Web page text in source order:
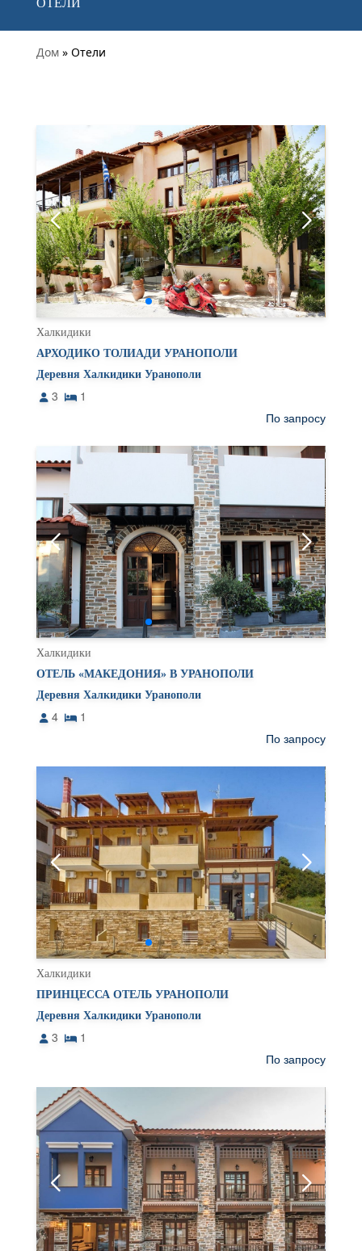
ОТЕЛИ
Дом » Отели
Халкидики
АРХОДИКО ТОЛИАДИ УРАНОПОЛИ
Деревня Халкидики Уранополи
3
1
По запросу
Халкидики
ОТЕЛЬ «МАКЕДОНИЯ» В УРАНОПОЛИ
Деревня Халкидики Уранополи
4
1
По запросу
Халкидики
ПРИНЦЕССА ОТЕЛЬ УРАНОПОЛИ
Деревня Халкидики Уранополи
3
1
По запросу